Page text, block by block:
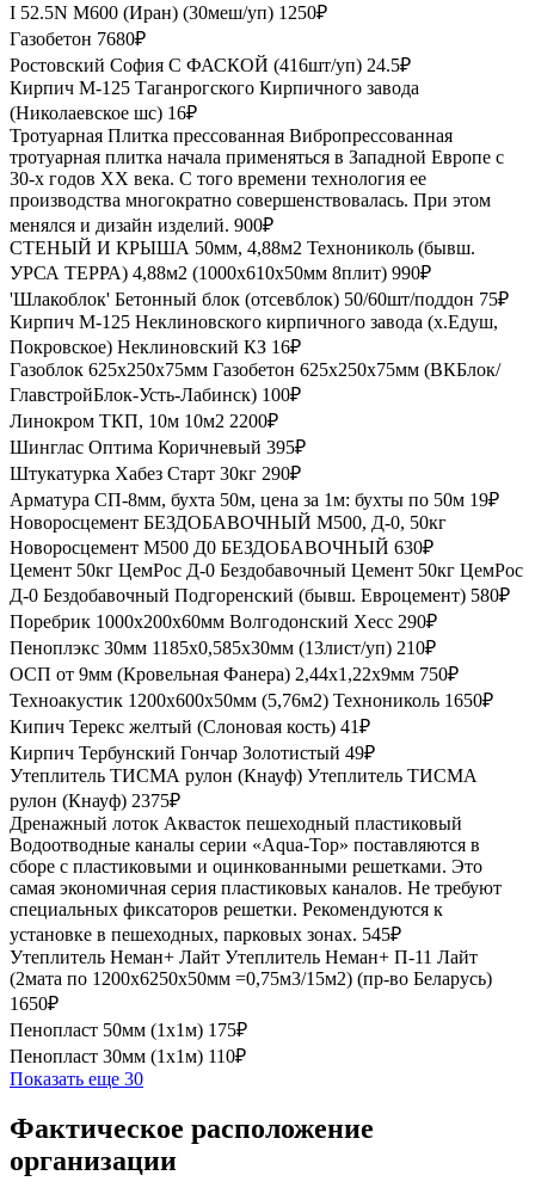
I 52.5N М600 (Иран) (30меш/уп) 1250₽
Газобетон 7680₽
Ростовский София С ФАСКОЙ (416шт/уп) 24.5₽
Кирпич М-125 Таганрогского Кирпичного завода
(Николаевское шс) 16₽
Тротуарная Плитка прессованная Вибропрессованная
тротуарная плитка начала применяться в Западной Европе с
30-х годов XX века. С того времени технология ее
производства многократно совершенствовалась. При этом
менялся и дизайн изделий. 900₽
СТЕНЫЙ И КРЫША 50мм, 4,88м2 Технониколь (бывш.
УРСА ТЕРРА) 4,88м2 (1000х610х50мм 8плит) 990₽
'Шлакоблок' Бетонный блок (отсевблок) 50/60шт/поддон 75₽
Кирпич М-125 Неклиновского кирпичного завода (х.Едуш,
Покровское) Неклиновский КЗ 16₽
Газоблок 625х250х75мм Газобетон 625х250х75мм (ВКБлок/
ГлавстройБлок-Усть-Лабинск) 100₽
Линокром ТКП, 10м 10м2 2200₽
Шинглас Оптима Коричневый 395₽
Штукатурка Хабез Старт 30кг 290₽
Арматура СП-8мм, бухта 50м, цена за 1м: бухты по 50м 19₽
Новоросцемент БЕЗДОБАВОЧНЫЙ М500, Д-0, 50кг
Новоросцемент М500 Д0 БЕЗДОБАВОЧНЫЙ 630₽
Цемент 50кг ЦемРос Д-0 Бездобавочный Цемент 50кг ЦемРос
Д-0 Бездобавочный Подгоренский (бывш. Евроцемент) 580₽
Поребрик 1000х200х60мм Волгодонский Хесс 290₽
Пеноплэкс 30мм 1185х0,585х30мм (13лист/уп) 210₽
ОСП от 9мм (Кровельная Фанера) 2,44х1,22х9мм 750₽
Техноакустик 1200х600х50мм (5,76м2) Технониколь 1650₽
Кипич Терекс желтый (Слоновая кость) 41₽
Кирпич Тербунский Гончар Золотистый 49₽
Утеплитель ТИСМА рулон (Кнауф) Утеплитель ТИСМА
рулон (Кнауф) 2375₽
Дренажный лоток Аквасток пешеходный пластиковый
Водоотводные каналы серии «Aqua-Top» поставляются в
сборе с пластиковыми и оцинкованными решетками. Это
самая экономичная серия пластиковых каналов. Не требуют
специальных фиксаторов решетки. Рекомендуются к
установке в пешеходных, парковых зонах. 545₽
Утеплитель Неман+ Лайт Утеплитель Неман+ П-11 Лайт
(2мата по 1200х6250х50мм =0,75м3/15м2) (пр-во Беларусь)
1650₽
Пенопласт 50мм (1х1м) 175₽
Пенопласт 30мм (1х1м) 110₽
Показать еще 30
Фактическое расположение
организации